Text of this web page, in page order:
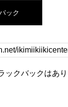
ック
ックバックはあり